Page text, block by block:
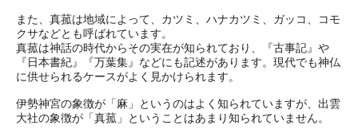
また、真菰は地域によって、カツミ、ハナカツミ、ガッコ、コモ
クサなどとも呼ばれています。
真菰は神話の時代からその実在が知られており、『古事記』や
『日本書紀』『万葉集』などにも記述があります。現代でも神仏
に供せられるケースがよく見かけられます。
伊勢神宮の象徴が「麻」というのはよく知られていますが、出雲
大社の象徴が「真菰」ということはあまり知られていません。